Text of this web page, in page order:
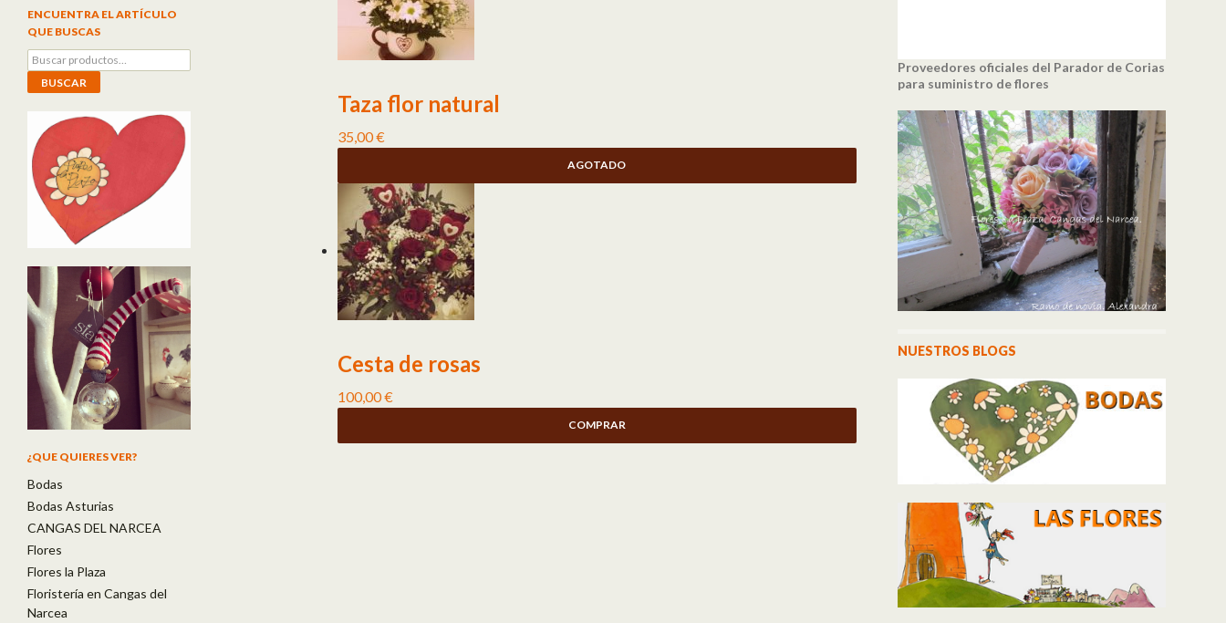
Taza flor natural
35,00€
AGOTADO
Cesta de rosas
100,00€
COMPRAR
Proveedores oficiales del Parador de Corias
para suministro de flores
NUESTROS BLOGS
ENCUENTRA EL ARTÍCULO
QUE BUSCAS
Buscar por:
BUSCAR
¿QUE QUIERES VER?
Bodas
Bodas Asturias
CANGAS DEL NARCEA
Flores
Flores la Plaza
Floristería en Cangas del
Narcea